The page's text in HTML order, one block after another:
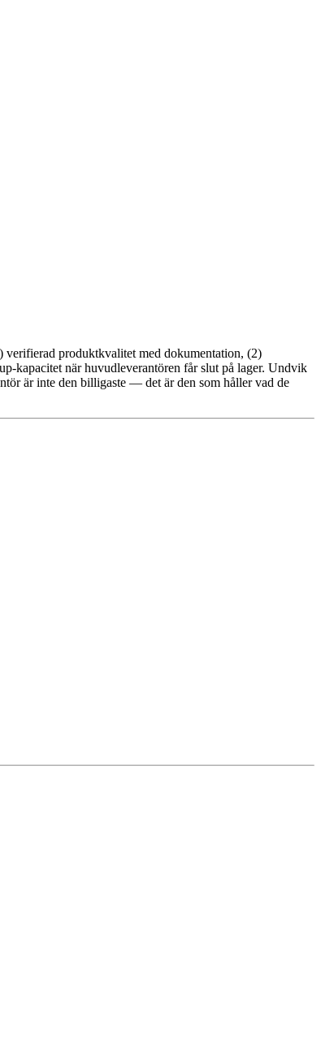
produktkvalitet med dokumentation, (2)
kapacitet när huvudleverantören får slut på lager. Undvik
är inte den billigaste — det är den som håller vad de